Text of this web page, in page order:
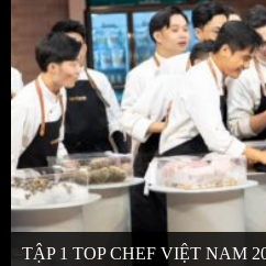
TẬP 1 TOP CHEF VIỆT NAM